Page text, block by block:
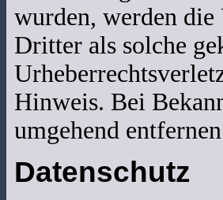
wurden, werden die
Dritter als solche
Hinweis. Bei
umgehend
Datenschutz